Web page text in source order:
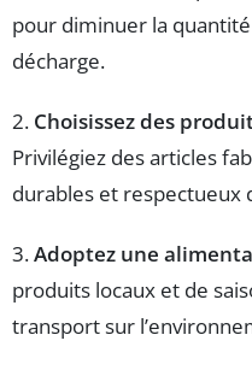
pour diminuer la
décharge.
2. Choisissez des
Privilégiez des articles
durables et respectueux
3.Adoptez une
produits locaux et de
transport sur